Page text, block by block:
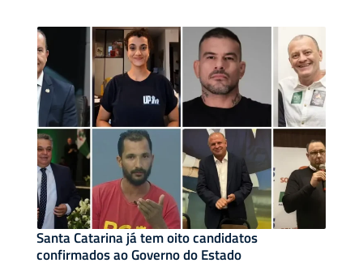
Santa Catarina já tem oito candidatos
confirmados ao Governo do Estado